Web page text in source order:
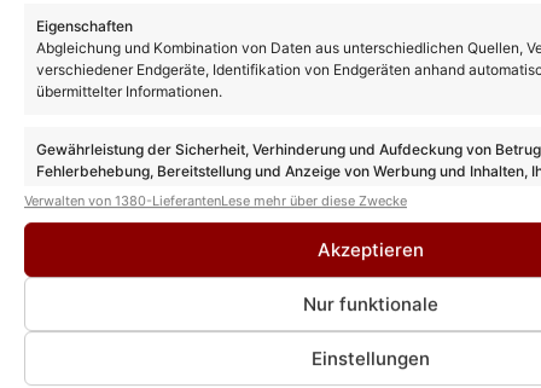
Eigenschaften
Abgleichung und Kombination von Daten aus unterschiedlichen Quellen,
verschiedener Endgeräte, Identifikation von Endgeräten anhand
übermittelter Informationen.
Gewährleistung der Sicherheit, Verhinderung und Aufdeckung von
Fehlerbehebung, Bereitstellung und Anzeige von Werbung und Inhalten,
Entscheidungen zum Datenschutz speichern und übermitteln.
Verwalten von 1380-LieferantenLese mehr über diese Zwecke
Akzeptieren
Nur funktionale
Einstellungen
Das könnte Euch auch interessieren:
DJ Ötzi verliert TV-Job! Melissa
Naschenweng übernimmt Moderation von
„Zauberhafte Weihnacht“!
Melissa Naschenweng dreht für neuen
Dreharbeiten
Melissa Naschenweng dreht wieder:
Heimatfilm „Herzklang“ erhält eine
Fortsetzung!